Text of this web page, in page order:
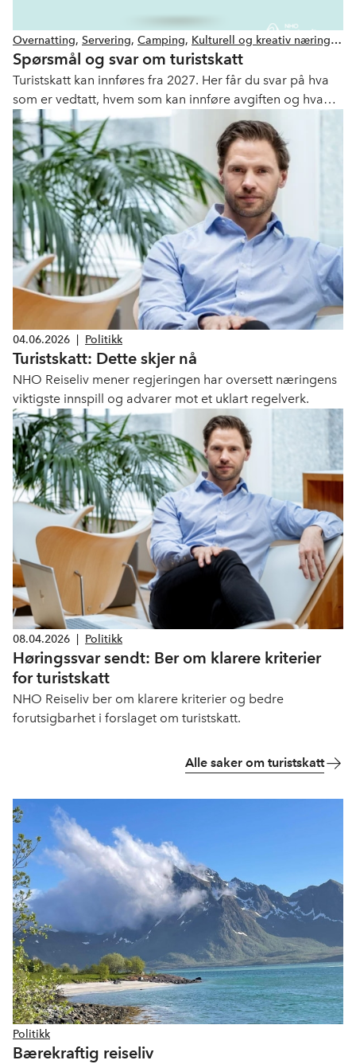
Overnatting, Servering, Camping, Kulturell og kreativ næring,
Idrett,Destinasjon ,Opplevelser,Bilutleie,Politikk
Spørsmål og svar om turistskatt
Turistskatt kan innføres fra 2027. Her får du svar på hva
som er vedtatt, hvem som kan innføre avgiften og hva
ordningen betyr for reiselivsnæringen.
04.06.2026 Politikk
Turistskatt: Dette skjer nå
NHO Reiseliv mener regjeringen har oversett næringens
viktigste innspill og advarer mot et uklart regelverk.
08.04.2026 Politikk
Høringssvar sendt: Ber om klarere kriterier
for turistskatt
NHO Reiseliv ber om klarere kriterier og bedre
forutsigbarhet i forslaget om turistskatt.
Alle saker om turistskatt
Politikk
Bærekraftig reiseliv